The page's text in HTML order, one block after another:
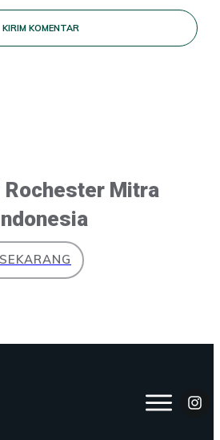
KIRIM KOMENTAR
Rochester Mitra